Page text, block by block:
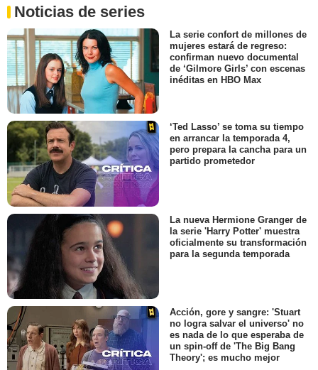
Noticias de series
La serie confort de millones de
mujeres estará de regreso:
confirman nuevo documental
de ‘Gilmore Girls’ con escenas
inéditas en HBO Max
‘Ted Lasso’ se toma su tiempo
en arrancar la temporada 4,
pero prepara la cancha para un
partido prometedor
La nueva Hermione Granger de
la serie 'Harry Potter' muestra
oficialmente su transformación
para la segunda temporada
Acción, gore y sangre: 'Stuart
no logra salvar el universo' no
es nada de lo que esperaba de
un spin-off de 'The Big Bang
Theory'; es mucho mejor